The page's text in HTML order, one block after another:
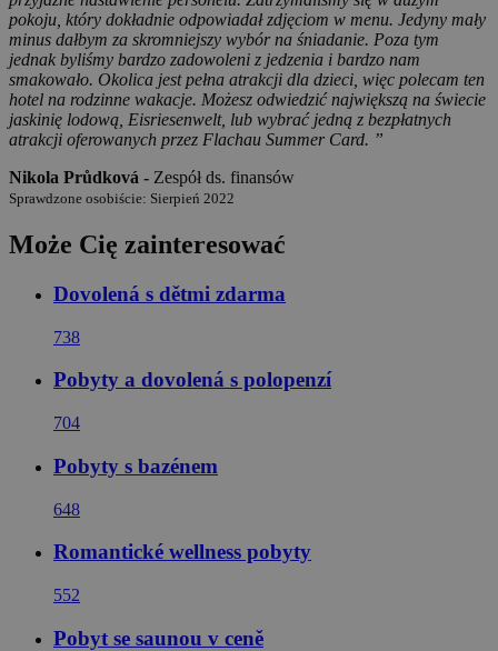
pokoju, który dokładnie odpowiadał zdjęciom w menu. Jedyny mały
minus dałbym za skromniejszy wybór na śniadanie. Poza tym
jednak byliśmy bardzo zadowoleni z jedzenia i bardzo nam
smakowało. Okolica jest pełna atrakcji dla dzieci, więc polecam ten
hotel na rodzinne wakacje. Możesz odwiedzić największą na świecie
jaskinię lodową, Eisriesenwelt, lub wybrać jedną z bezpłatnych
atrakcji oferowanych przez Flachau Summer Card. ”
Nikola Průdková - Zespół ds. finansów
Sprawdzone osobiście: Sierpień 2022
Może Cię zainteresować
Dovolená s dětmi zdarma
738
Pobyty a dovolená s polopenzí
704
Pobyty s bazénem
648
Romantické wellness pobyty
552
Pobyt se saunou v ceně